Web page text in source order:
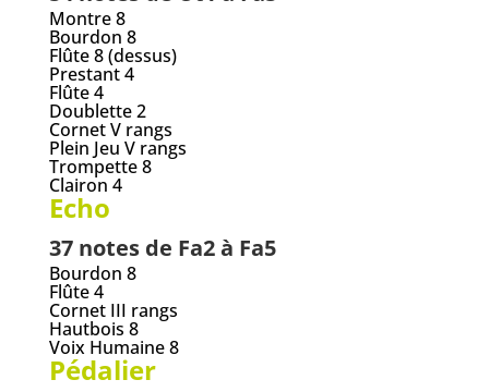
Montre 8
Bourdon 8
Flûte 8 (dessus)
Prestant 4
Flûte 4
Doublette 2
Cornet V rangs
Plein Jeu V rangs
Trompette 8
Clairon 4
Echo
37 notes de Fa2 à Fa5
Bourdon 8
Flûte 4
Cornet III rangs
Hautbois 8
Voix Humaine 8
Pédalier